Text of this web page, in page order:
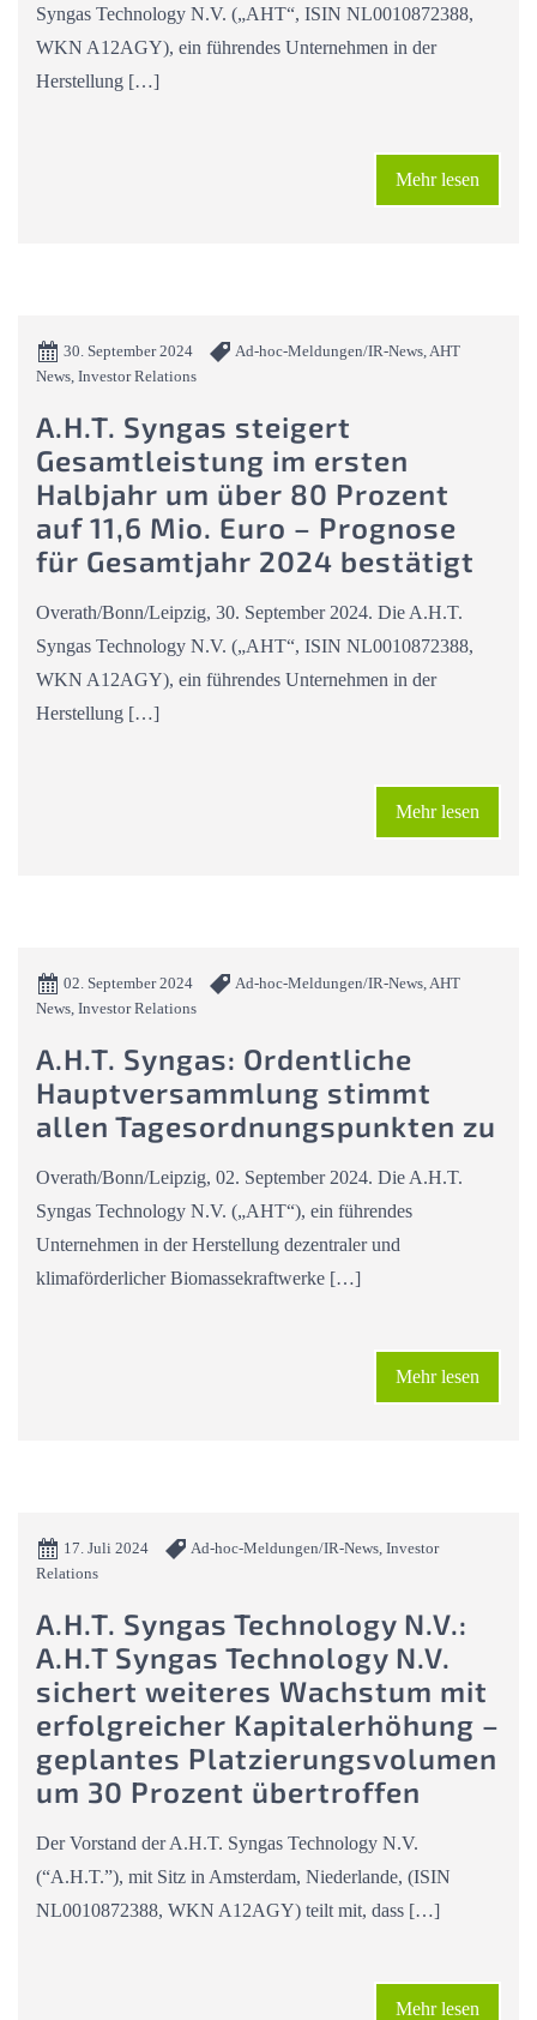
Syngas Technology N.V. („AHT“, ISIN NL0010872388,
WKN A12AGY), ein führendes Unternehmen in der
Herstellung […]
Mehr lesen
30. September 2024
Ad-hoc-Meldungen/IR-News, AHT
News, Investor Relations
A.H.T. Syngas steigert
Gesamtleistung im ersten
Halbjahr um über 80 Prozent
auf 11,6 Mio. Euro – Prognose
für Gesamtjahr 2024 bestätigt
Overath/Bonn/Leipzig, 30. September 2024. Die A.H.T.
Syngas Technology N.V. („AHT“, ISIN NL0010872388,
WKN A12AGY), ein führendes Unternehmen in der
Herstellung […]
Mehr lesen
02. September 2024
Ad-hoc-Meldungen/IR-News, AHT
News, Investor Relations
A.H.T. Syngas: Ordentliche
Hauptversammlung stimmt
allen Tagesordnungspunkten zu
Overath/Bonn/Leipzig, 02. September 2024. Die A.H.T.
Syngas Technology N.V. („AHT“), ein führendes
Unternehmen in der Herstellung dezentraler und
klimaförderlicher Biomassekraftwerke […]
Mehr lesen
17. Juli 2024
Ad-hoc-Meldungen/IR-News, Investor
Relations
A.H.T. Syngas Technology N.V.:
A.H.T Syngas Technology N.V.
sichert weiteres Wachstum mit
erfolgreicher Kapitalerhöhung –
geplantes Platzierungsvolumen
um 30 Prozent übertroffen
Der Vorstand der A.H.T. Syngas Technology N.V.
(“A.H.T.”), mit Sitz in Amsterdam, Niederlande, (ISIN
NL0010872388, WKN A12AGY) teilt mit, dass […]
Mehr lesen